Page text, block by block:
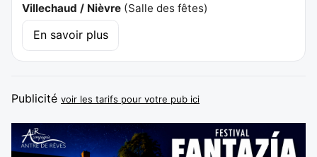
Villechaud / Nièvre (Salle des fêtes)
En savoir plus
Publicité voir les tarifs pour votre pub ici